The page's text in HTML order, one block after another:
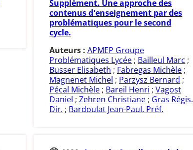
Supplément. Une approche des
contenus d'enseignement par des
problématiques pour le second
cycle.
Auteurs : APMEP Groupe
Problématiques Lycée ; Bailleul Marc ;
Busser Elisabeth ; Fabregas Michèle ;
Magnenet Michel ; Parzysz Bernard ;
Pécal Michèle ; Bareil Henri ; Vagost
Daniel ; Zehren Christiane ; Gras Régis.
Dir. ; Bardoulat Jean-Paul. Préf.